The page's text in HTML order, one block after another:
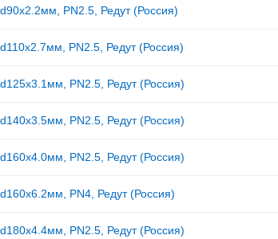
PN2.5, Редут (Россия)
PN2.5, Редут (Россия)
PN2.5, Редут (Россия)
PN2.5, Редут (Россия)
PN2.5, Редут (Россия)
PN4, Редут (Россия)
PN2.5, Редут (Россия)